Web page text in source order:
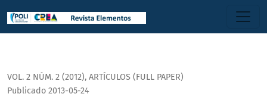
VOL. 2 NÚM. 2 (2012), ARTÍCULOS (FULL PAPER)
Publicado 2013-05-24